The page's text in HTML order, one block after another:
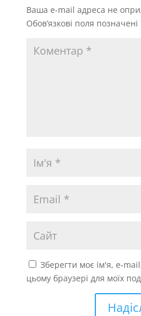
Ваша e-mail адреса не
Обов’язкові поля позначені
Зберегти моє ім'я, e-
цьому браузері для моїх